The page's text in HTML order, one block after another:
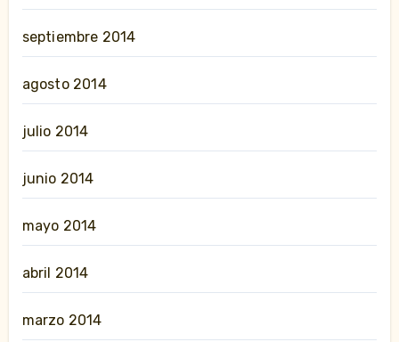
septiembre 2014
agosto 2014
julio 2014
junio 2014
mayo 2014
abril 2014
marzo 2014